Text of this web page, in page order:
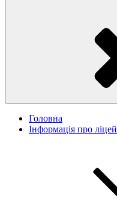
Головна
Інформація про ліцей